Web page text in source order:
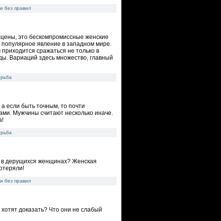
без правил
это бескомпромиссные женские
популярное явление в западном мире.
сражаться не только в
Вариаций здесь множество, главный
если быть точным, то почти
Мужчины считают несколько иначе.
в дерущихся женщинах? Женская
без правил
доказать? Что они не слабый